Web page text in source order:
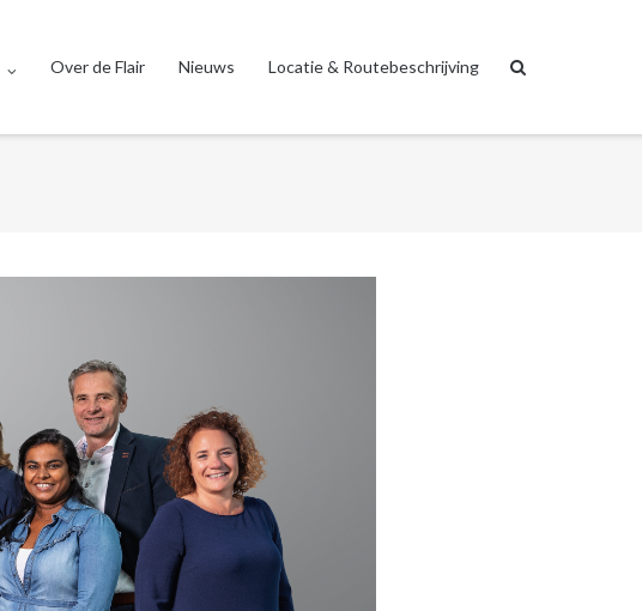
Over de Flair Nieuws Locatie & Routebeschrijving